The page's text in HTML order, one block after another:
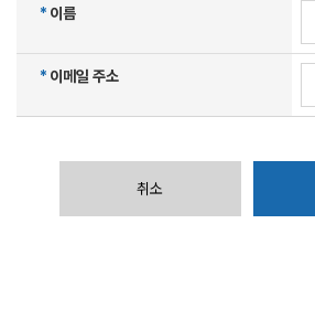
* 이름
* 이메일 주소
취소